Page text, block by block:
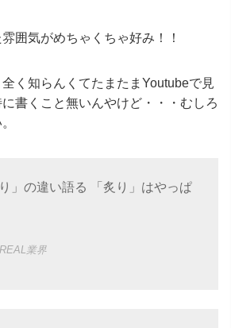
囲気がめちゃくちゃ好み！！
く知らんくてたまたまYoutubeで見
書くこと無いんやけど・・・むしろ
」の違い語る 「炙り」はやっぱ
業界